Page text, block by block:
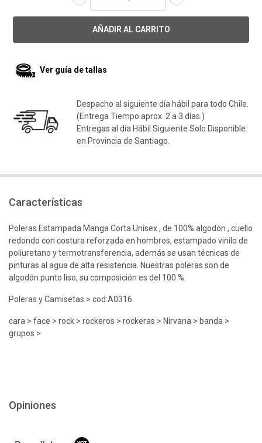
Ver guía de tallas
Despacho al siguiente día hábil para todo Chile.
(Entrega Tiempo aprox. 2 a 3 días.)
Entregas al día Hábil Siguiente Solo Disponible
en Provincia de Santiago.
Características
Poleras Estampada Manga Corta Unisex , de 100% algodón , cuello
redondo con costura reforzada en hombros, estampado vinilo de
poliuretano y termotransferencia, además se usan técnicas de
pinturas al agua de alta resistencia. Nuestras poleras son de
algodón punto liso, su composición es del 100 %.
Poleras y Camisetas > cod:A0316
cara > face > rock > rockeros > rockeras > Nirvana > banda >
grupos >
Opiniones